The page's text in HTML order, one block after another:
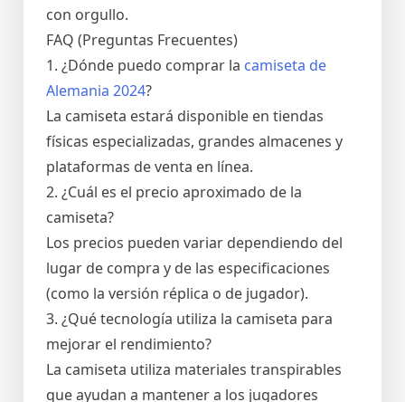
con orgullo.
FAQ (Preguntas Frecuentes)
1. ¿Dónde puedo comprar la camiseta de
Alemania 2024?
La camiseta estará disponible en tiendas
físicas especializadas, grandes almacenes y
plataformas de venta en línea.
2. ¿Cuál es el precio aproximado de la
camiseta?
Los precios pueden variar dependiendo del
lugar de compra y de las especificaciones
(como la versión réplica o de jugador).
3. ¿Qué tecnología utiliza la camiseta para
mejorar el rendimiento?
La camiseta utiliza materiales transpirables
que ayudan a mantener a los jugadores